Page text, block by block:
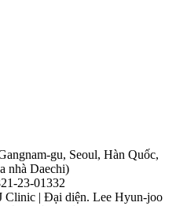
gu, Seoul, Hàn Quốc,
nhà Daechi)
23-01332
Clinic | Đại diện. Lee Hyun-joo